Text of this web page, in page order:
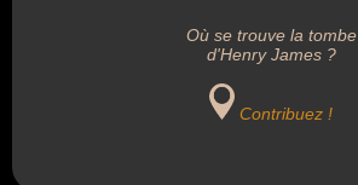
Où se trouve la tombe
d'Henry James ?
Contribuez !